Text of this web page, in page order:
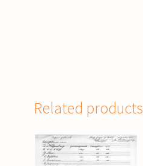
Related products